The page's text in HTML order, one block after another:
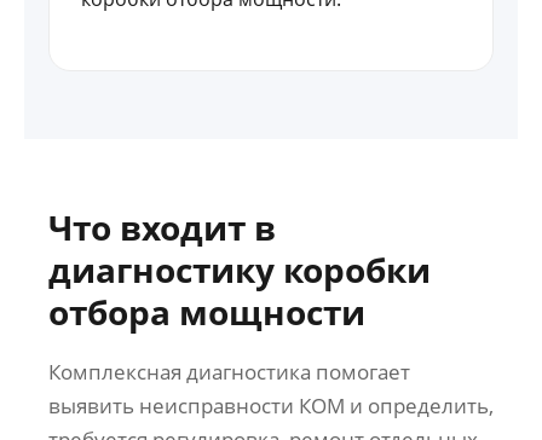
Что входит в
диагностику коробки
отбора мощности
Комплексная диагностика помогает
выявить неисправности КОМ и определить,